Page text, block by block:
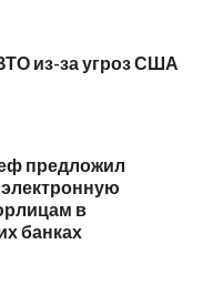
из-за угроз США
предложил
в
банках